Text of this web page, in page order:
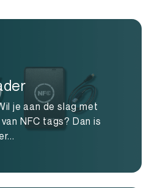
je aan de slag met
NFC tags? Dan is